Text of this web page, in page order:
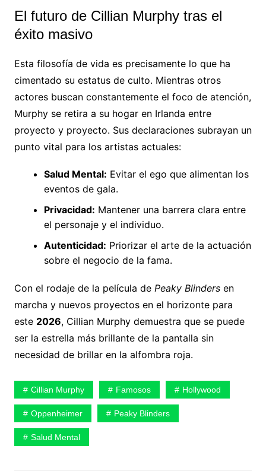
El futuro de Cillian Murphy tras el
éxito masivo
Esta filosofía de vida es precisamente lo que ha
cimentado su estatus de culto. Mientras otros
actores buscan constantemente el foco de atención,
Murphy se retira a su hogar en Irlanda entre
proyecto y proyecto. Sus declaraciones subrayan un
punto vital para los artistas actuales:
Salud Mental: Evitar el ego que alimentan los
eventos de gala.
Privacidad: Mantener una barrera clara entre
el personaje y el individuo.
Autenticidad: Priorizar el arte de la actuación
sobre el negocio de la fama.
Con el rodaje de la película de Peaky Blindersen
marcha y nuevos proyectos en el horizonte para
este 2026, Cillian Murphy demuestra que se puede
ser la estrella más brillante de la pantalla sin
necesidad de brillar en la alfombra roja.
Cillian Murphy Famosos Hollywood
Oppenheimer Peaky Blinders
Salud Mental